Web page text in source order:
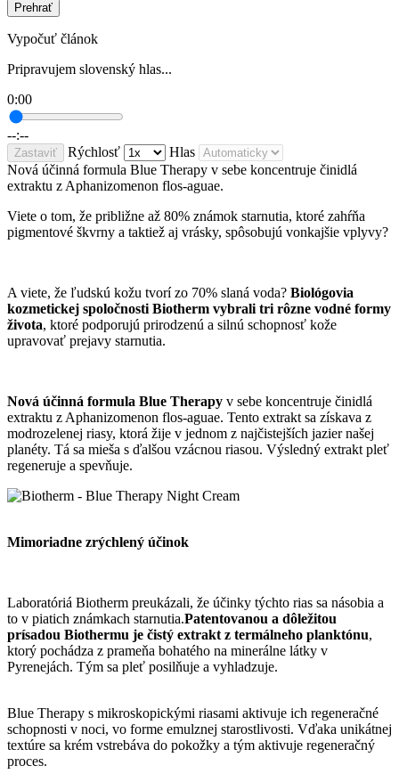
Prehrať
Vypočuť článok
Pripravujem slovenský hlas...
0:00
--:--
Zastaviť Rýchlosť
Hlas
Nová účinná formula Blue Therapy v sebe koncentruje činidlá
extraktu z Aphanizomenon flos-aguae.
Viete o tom, že približne až 80% známok starnutia, ktoré zahŕňa
pigmentové škvrny a taktiež aj vrásky, spôsobujú vonkajšie vplyvy?
A viete, že ľudskú kožu tvorí zo 70% slaná voda? Biológovia
kozmetickej spoločnosti Biotherm vybrali tri rôzne vodné formy
života, ktoré podporujú prirodzenú a silnú schopnosť kože
upravovať prejavy starnutia.
Nová účinná formula Blue Therapy v sebe koncentruje činidlá
extraktu z Aphanizomenon flos-aguae. Tento extrakt sa získava z
modrozelenej riasy, ktorá žije v jednom z najčistejších jazier našej
planéty. Tá sa mieša s ďalšou vzácnou riasou. Výsledný extrakt pleť
regeneruje a spevňuje.
Mimoriadne zrýchlený účinok
Laboratóriá Biotherm preukázali, že účinky týchto rias sa násobia a
to v piatich známkach starnutia.Patentovanou a dôležitou
prísadou Biothermu je čistý extrakt z termálneho planktónu,
ktorý pochádza z prameňa bohatého na minerálne látky v
Pyrenejách. Tým sa pleť posilňuje a vyhladzuje.
Blue Therapy s mikroskopickými riasami aktivuje ich regeneračné
schopnosti v noci, vo forme emulznej starostlivosti. Vďaka unikátnej
textúre sa krém vstrebáva do pokožky a tým aktivuje regeneračný
proces.